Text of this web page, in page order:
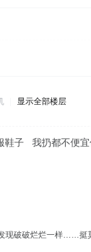
显示全部楼层
子 我扔都不便宜
现破破烂烂一样……挺